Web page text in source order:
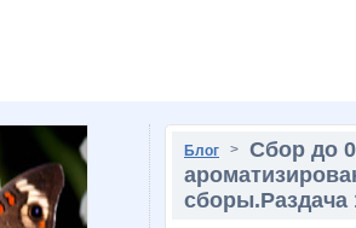
Блог > Сбор до
сборы.Раздача